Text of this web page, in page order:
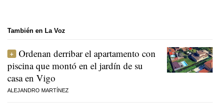
También en La Voz
Ordenan derribar el apartamento con
piscina que montó en el jardín de su
casa en Vigo
ALEJANDRO MARTÍNEZ